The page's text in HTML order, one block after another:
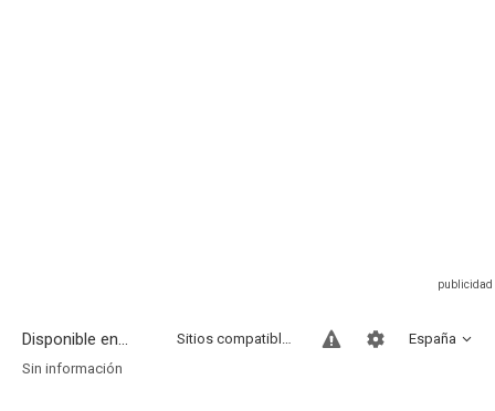
Disponible en... España
Sitios compatibles
Sin información